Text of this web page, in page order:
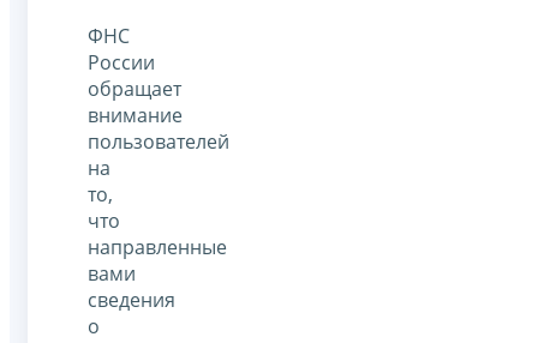
ФНС
России
обращает
внимание
пользователей
на
то,
что
направленные
вами
сведения
о